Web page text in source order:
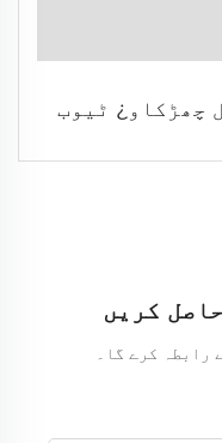
چھڑکاو¿ ٹیوب
کریں
رابطہ کرے گا۔